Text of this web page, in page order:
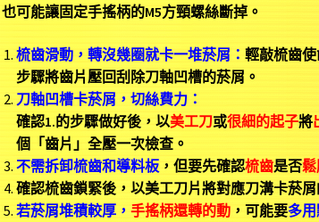
可能讓固定手搖柄的M5方頸螺絲斷掉。
梳齒滑動，轉沒幾圈就卡一堆菸屑： 輕敲梳齒
步驟將齒片壓回刮除刀軸凹槽的菸屑。
刀軸凹槽卡菸屑，切絲費力：
確認1.的步驟做好後，以美工刀或很細的起子將
個「齒片」全壓一次檢查。
不需拆卸梳齒和導料板，但要先確認梳齒是否鬆
確認梳齒鎖緊後，以美工刀片將對應刀溝卡菸屑
若菸屑堆積較厚， 手搖柄還轉的動， 可能要多